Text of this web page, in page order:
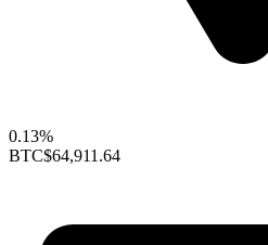
0.13%
BTC$64,911.64